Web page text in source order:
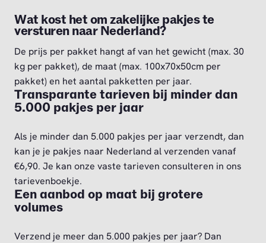
Wat kost het om zakelijke pakjes te
versturen naar Nederland?
De prijs per pakket hangt af van het gewicht (max. 30
kg per pakket), de maat (max. 100x70x50cm per
pakket) en het aantal pakketten per jaar.
Transparante tarieven bij minder dan
5.000 pakjes per jaar
Als je minder dan 5.000 pakjes per jaar verzendt, dan
kan je je pakjes naar Nederland al verzenden vanaf
€6,90. Je kan onze vaste tarieven consulteren in ons
tarievenboekje.
Een aanbod op maat bij grotere
volumes
Verzend je meer dan 5.000 pakjes per jaar? Dan